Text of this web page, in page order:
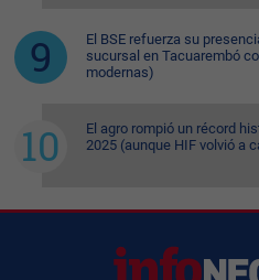
El BSE refuerza su
sucursal en Tacuarembó
modernas)
El agro rompió un récord
2025 (aunque HIF volvió a